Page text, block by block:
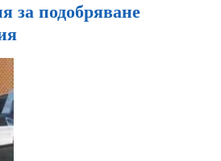
за подобряване